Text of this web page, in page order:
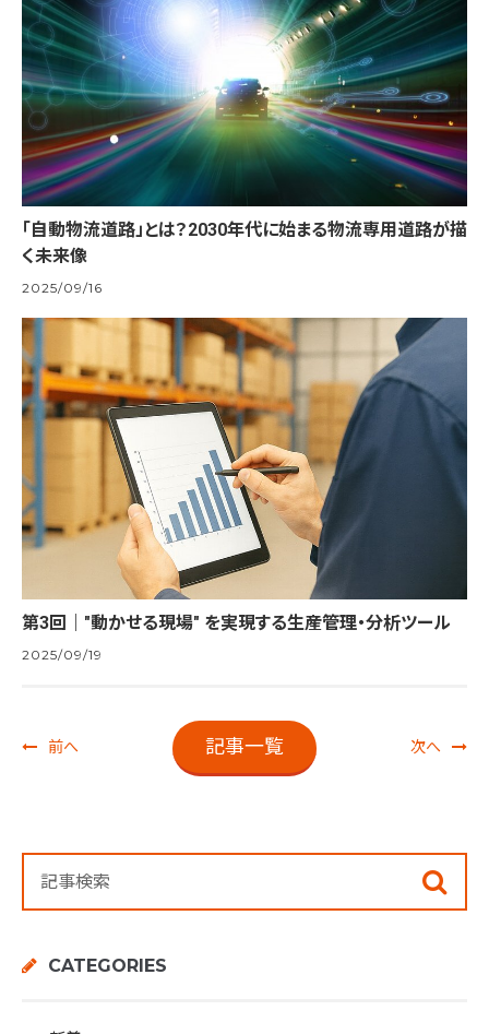
「自動物流道路」とは？2030年代に始まる物流専用道路が描
く未来像
2025/09/16
第3回｜"動かせる現場" を実現する生産管理・分析ツール
2025/09/19
前へ 記事一覧 次へ
CATEGORIES